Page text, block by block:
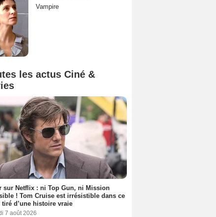
Vampire
les actus Ciné &
sur Netflix : ni Top Gun, ni Mission
! Tom Cruise est irrésistible dans ce
d’une histoire vraie
7 août 2026